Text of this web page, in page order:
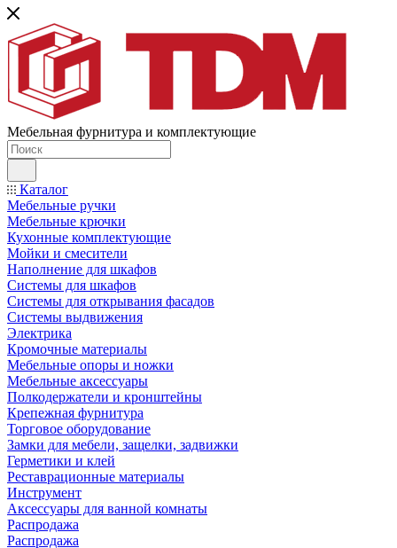
Мебельная фурнитура и комплектующие
Каталог
Мебельные ручки
Мебельные крючки
Кухонные комплектующие
Мойки и смесители
Наполнение для шкафов
Cистемы для шкафов
Системы для открывания фасадов
Системы выдвижения
Электрика
Кромочные материалы
Мебельные опоры и ножки
Мебельные аксессуары
Полкодержатели и кронштейны
Крепежная фурнитура
Торговое оборудование
Замки для мебели, защелки, задвижки
Герметики и клей
Реставрационные материалы
Инструмент
Аксессуары для ванной комнаты
Распродажа
Распродажа